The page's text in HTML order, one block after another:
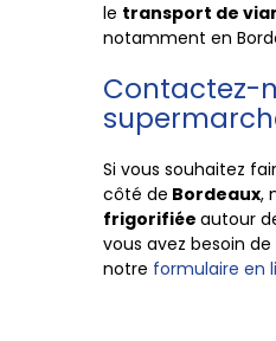
le transport de
notamment en
Contactez-
Si vous souhaitez
côté de Bordeaux,
frigorifiée autour
vous avez besoin
notre formulaire en